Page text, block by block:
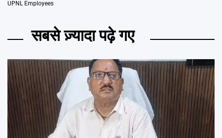
UPNL Employees
सबसे ज़्यादा पढ़े गए